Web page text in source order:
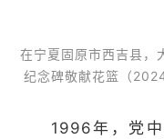
在宁夏固原市西吉县，
纪念碑敬献花篮（
1996年，党中